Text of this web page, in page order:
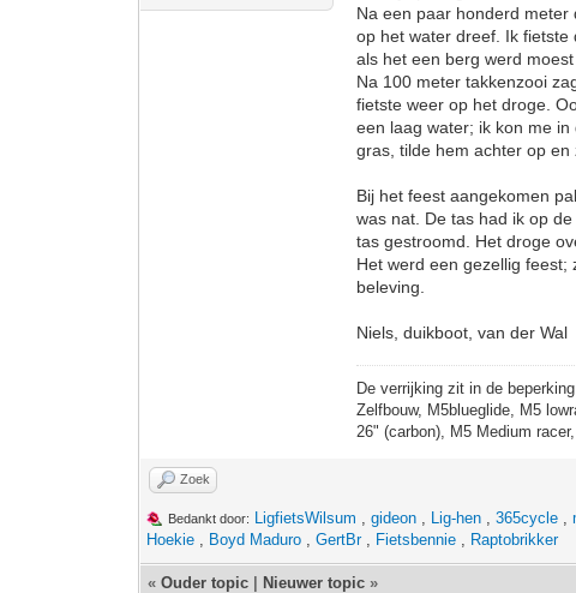
Na een paar honderd
op het water dreef. Ik
als het een berg werd
Na 100 meter takkenzooi
fietste weer op het droge.
een laag water; ik kon me
gras, tilde hem achter op
Bij het feest aangekomen
was nat. De tas had ik op
tas gestroomd. Het droge
Het werd een gezellig
beleving.
Niels, duikboot, van der Wal
De verrijking zit in de beperking
Zelfbouw, M5blueglide, M5
26" (carbon), M5 Medium
Zoek
Bedankt door: LigfietsWilsum ,gideon , Lig-hen ,365cycle ,
Hoekie , Boyd Maduro ,GertBr, Fietsbennie , Raptobrikker
«Ouder topic Nieuwer topic »